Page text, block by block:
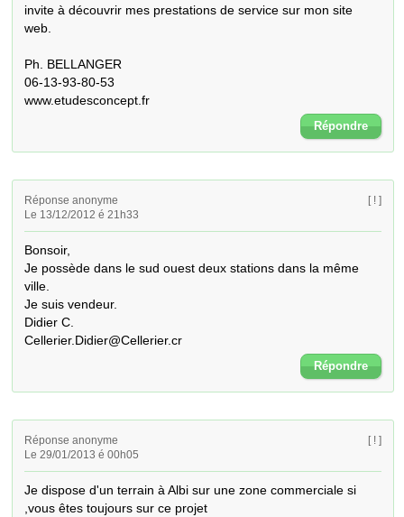
invite à découvrir mes prestations de service sur mon site
web.
Ph. BELLANGER
06-13-93-80-53
www.etudesconcept.fr
Répondre
Réponse anonyme
Le 13/12/2012 é 21h33
[ ! ]
Bonsoir,
Je possède dans le sud ouest deux stations dans la même
ville.
Je suis vendeur.
Didier C.
Cellerier.Didier@Cellerier.cr
Répondre
Réponse anonyme
Le 29/01/2013 é 00h05
[ ! ]
Je dispose d'un terrain à Albi sur une zone commerciale si
,vous êtes toujours sur ce projet